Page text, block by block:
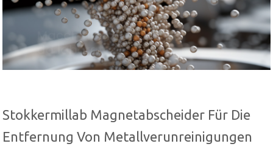
Stokkermillab Magnetabscheider Für Die
Entfernung Von Metallverunreinigungen